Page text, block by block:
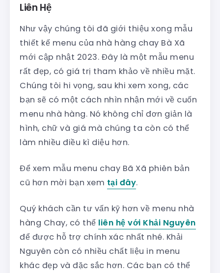
Liên Hệ
Như vậy chúng tôi đã giới thiệu xong mẫu
thiết kế menu của nhà hàng chay Bà Xã
mới cập nhật 2023. Đây là một mẫu menu
rất đẹp, có giá trị tham khảo về nhiều mặt.
Chúng tôi hi vọng, sau khi xem xong, các
bạn sẽ có một cách nhìn nhận mới về cuốn
menu nhà hàng. Nó không chỉ đơn giản là
hình, chữ và giá mà chúng ta còn có thể
làm nhiều điều kì diệu hơn.
Để xem mẫu menu chay Bã Xã phiên bản
cũ hơn mời bạn xem tại đây.
Quý khách cần tư vấn kỹ hơn về menu nhà
hàng Chay, có thể liên hệ với Khải Nguyên
để được hỗ trợ chính xác nhất nhé. Khải
Nguyên còn có nhiều chất liệu in menu
khác đẹp và đặc sắc hơn. Các bạn có thể